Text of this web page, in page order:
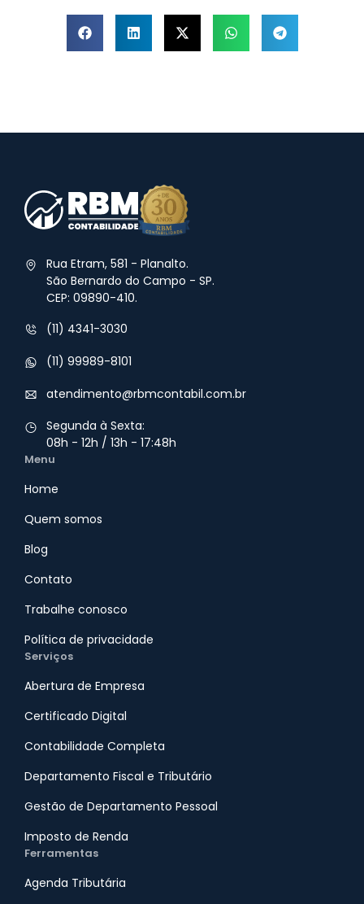
Rua Etram, 581 - Planalto.
São Bernardo do Campo - SP.
CEP: 09890-410.
(11) 4341-3030
(11) 99989-8101
atendimento@rbmcontabil.com.br​
Segunda à Sexta:
08h - 12h / 13h - 17:48h
Menu
Home
Quem somos
Blog
Contato
Trabalhe conosco
Política de privacidade
Serviços
Abertura de Empresa
Certificado Digital
Contabilidade Completa
Departamento Fiscal e Tributário
Gestão de Departamento Pessoal
Imposto de Renda
Ferramentas
Agenda Tributária